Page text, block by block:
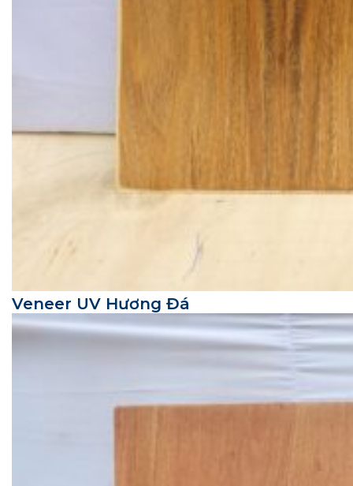
Veneer UV Hương Đá